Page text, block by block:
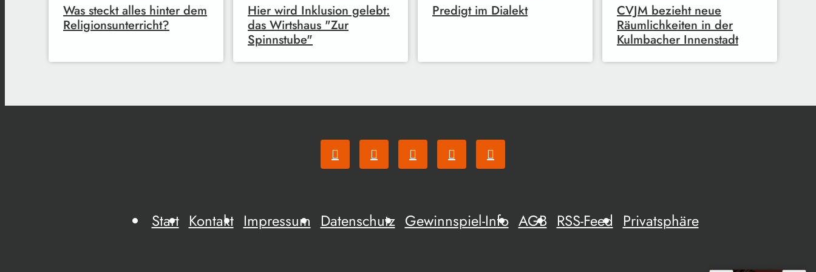
Was steckt alles hinter dem
Religionsunterricht?
Hier wird Inklusion gelebt:
das Wirtshaus "Zur
Spinnstube"
Predigt im Dialekt
CVJM bezieht neue
Räumlichkeiten in der
Kulmbacher Innenstadt
Start Kontakt Impressum Datenschutz Gewinnspiel-Info AGB RSS-Feed Privatsphäre